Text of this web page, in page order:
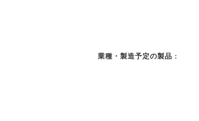
業種・製造予定の製品 :